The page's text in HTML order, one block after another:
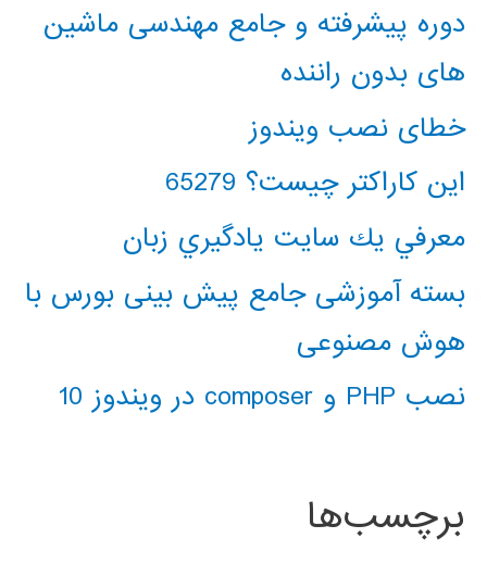
دوره پیشرفته و جامع مهندسی ماشین
های بدون راننده
خطای نصب ویندوز
این کاراکتر چیست؟ 65279
معرفي يك سايت يادگيري زبان
بسته آموزشی جامع پیش بینی بورس با
هوش مصنوعی
نصب PHP و composer در ویندوز 10
برچسب‌ها